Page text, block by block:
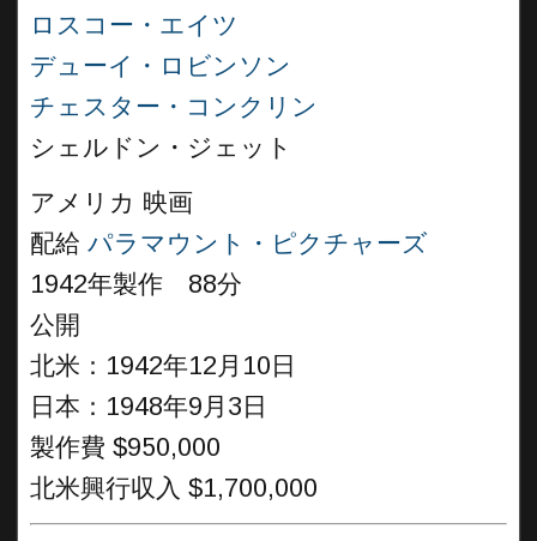
ロスコー・エイツ
デューイ・ロビンソン
チェスター・コンクリン
シェルドン・ジェット
アメリカ 映画
配給 パラマウント・ピクチャーズ
1942年製作 88分
公開
北米：1942年12月10日
日本：1948年9月3日
製作費 $950,000
北米興行収入 $1,700,000